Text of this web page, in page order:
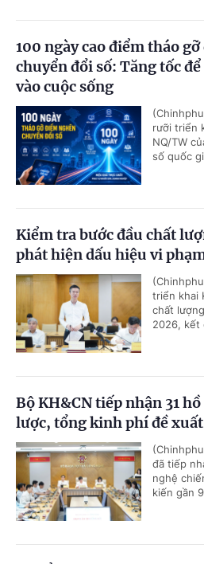
100 ngày cao điểm tháo
chuyển đổi số: Tăng tốc
vào cuộc sống
rưỡi triển
NQ/TW
số quốc
Kiểm tra bước đầu chất
phát hiện dấu hiệu vi
triển khai
chất
2026, kết
Bộ KH&CN tiếp nhận 31
lược, tổng kinh phí đề
đã tiếp
nghệ
kiến gần